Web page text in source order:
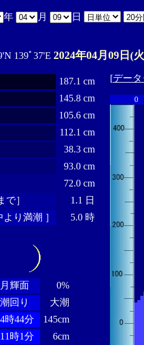
年 月 日
139ﾟ37'E 2024年04月09日(
187.1 cm
145.8 cm
105.6 cm
112.1 cm
38.3 cm
93.0 cm
72.0 cm
］
1.1 日
り満潮 ］
5.0 時
月輝面
0%
潮回り
大潮
4時44分
145cm
11時1分
6cm
[デー
0